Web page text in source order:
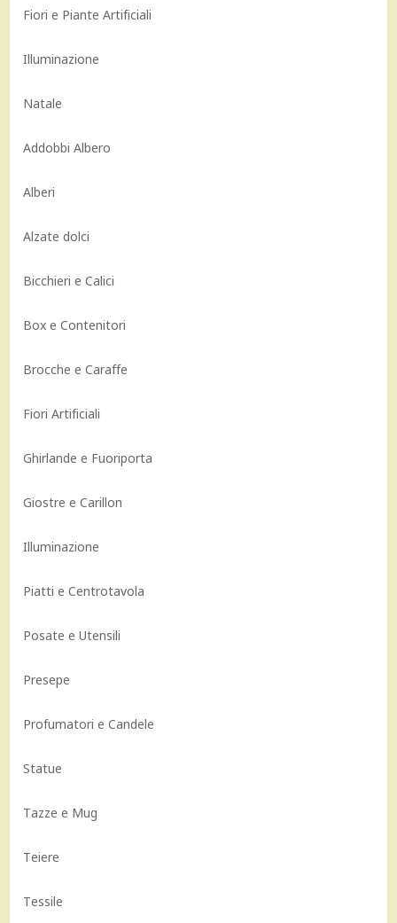
Fiori e Piante Artificiali
Illuminazione
Natale
Addobbi Albero
Alberi
Alzate dolci
Bicchieri e Calici
Box e Contenitori
Brocche e Caraffe
Fiori Artificiali
Ghirlande e Fuoriporta
Giostre e Carillon
Illuminazione
Piatti e Centrotavola
Posate e Utensili
Presepe
Profumatori e Candele
Statue
Tazze e Mug
Teiere
Tessile